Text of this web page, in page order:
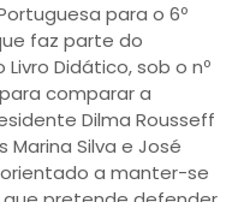
para o 6º
faz parte do
Didático, sob o nº
comparar a
Dilma Rousseff
Silva e José
a manter-se